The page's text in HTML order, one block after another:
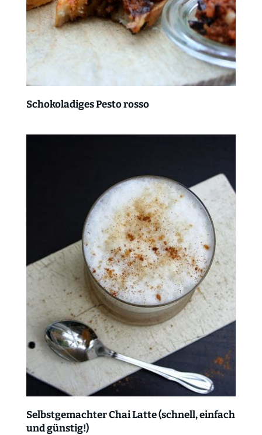
Schokoladiges Pesto rosso
Selbstgemachter Chai Latte (schnell, einfach
und günstig!)